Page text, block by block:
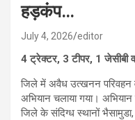
हड़कंप…
July 4, 2026 editor
4 ट्रेक्टर, 3 टीपर, 1 जेसीबी
जिले में अवैध उत्खनन परिवहन
अभियान चलाया गया।
जिले के संदिग्ध स्थानों